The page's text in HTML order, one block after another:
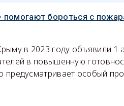
помогают бороться с
в 2023 году объявили 1
в повышенную
предусматривает особый